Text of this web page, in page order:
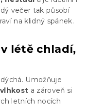
večer tak působí
na klidný spánek.
létě chladí,
Umožňuje
a zároveň si
letních nocích